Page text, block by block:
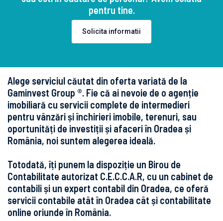
pentru tine.
Solicita informatii
Alege serviciul căutat din oferta variată de la
Gaminvest Group ®. Fie că ai nevoie de o agenție
imobiliară cu servicii complete de intermedieri
pentru vânzări și închirieri imobile, terenuri, sau
oportunități de investiții și afaceri în Oradea și
România, noi suntem alegerea ideală.
Totodată, îți punem la dispoziție un Birou de
Contabilitate autorizat C.E.C.C.A.R, cu un cabinet de
contabili și un expert contabil din Oradea, ce oferă
servicii contabile atât în Oradea cât și contabilitate
online oriunde în România.